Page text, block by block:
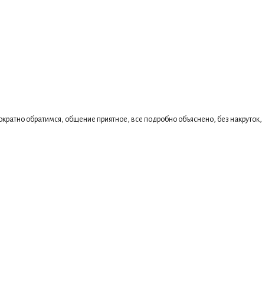
обратимся, общение приятное, все подробно объяснено, без накруток,